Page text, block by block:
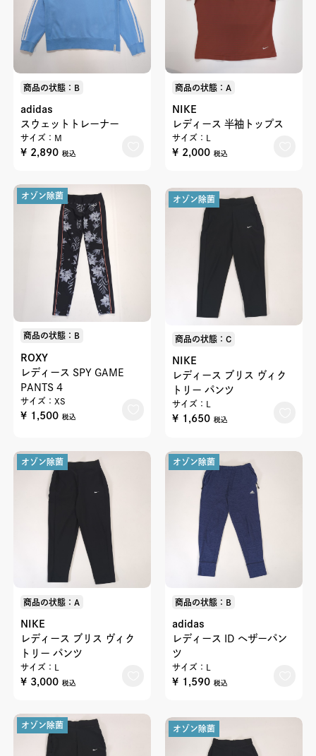
商品の状態：B
adidas
スウェットトレーナー
サイズ：M
¥ 2,890 税込
商品の状態：A
NIKE
レディース 半袖トップス
サイズ：L
¥ 2,000 税込
オゾン除菌
商品の状態：B
ROXY
レディース SPY GAME
PANTS 4
サイズ：XS
¥ 1,500 税込
オゾン除菌
商品の状態：C
NIKE
レディース ブリス ヴィク
トリー パンツ
サイズ：L
¥ 1,650 税込
オゾン除菌
商品の状態：A
NIKE
レディース ブリス ヴィク
トリー パンツ
サイズ：L
¥ 3,000 税込
オゾン除菌
商品の状態：B
adidas
レディース ID ヘザーパン
ツ
サイズ：L
¥ 1,590 税込
オゾン除菌 オゾン除菌